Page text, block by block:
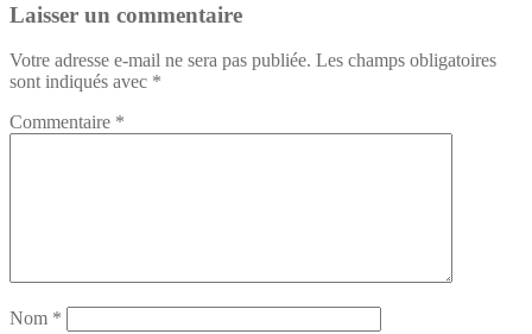
Laisser un commentaire
Votre adresse e-mail ne sera pas publiée. Les champs obligatoires
sont indiqués avec *
Commentaire *
Nom *